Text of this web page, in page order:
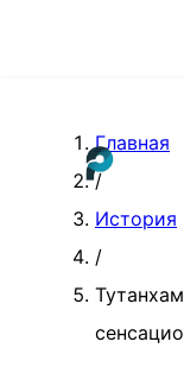
Главная
/
История
/